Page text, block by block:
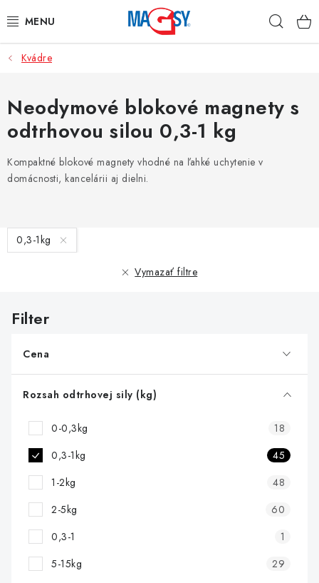
na
HLAVNÉ KATEGÓRIE
MAGNETICKÉ POMÔCKY
PRIEMYSELNÉ MAGNETY
OSTATNÉ MAGNETY
O nás Obchodné podmienky
Odstúpenie od zmluvy
Kvádre
Neodymové blokové magnety s
odtrhovou silou 0,3-1 kg
Kompaktné blokové magnety vhodné na ľahké uchytenie v
domácnosti, kancelárii aj dielni.
V
ý
s
o
0,3-1kg
Vymazať filtre
Cena
Rozsah odtrhovej sily (kg)
0-0,3kg
18
0,3-1kg
45
1-2kg
48
2-5kg
60
0,3-1
1
5-15kg
29